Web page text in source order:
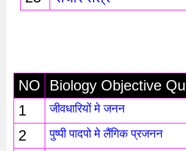
NO
Biology Objective
1
जीवधारियों मे जनन
2 पुष्पी पादपो मे लैंगिक प्रजनन